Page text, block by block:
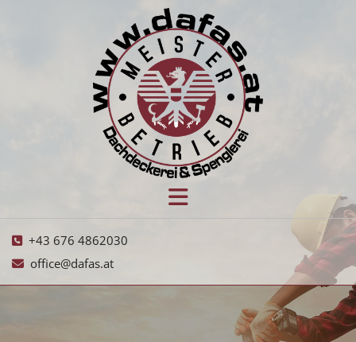
 +43 676 4862030
 office@dafas.at